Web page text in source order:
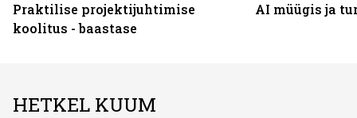
Praktilise projektijuhtimise
koolitus - baastase
AI müügis ja
HETKEL KUUM